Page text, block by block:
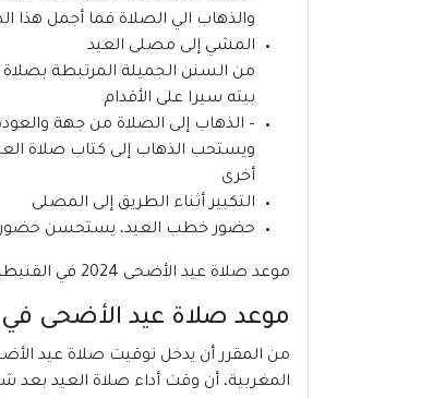
والذهاب الي الصلاة فما أجمل هذا الطريق
المشي إلى مصلى العيد
من السنن الجميلة المرتبطة بصلاة
بيته سيرا على الأقدام
– الذهاب إلى الصلاة من جهة
ويستحب الذهاب إلى كتاب صلاة
أخرى
التكبير أثناء الطريق إلى المصلى
حضور خطب العيد، يستحسن حضور
موعد صلاة عيد الأضحى 2024 في القنيطرة | المغرب
موعد صلاة عيد الأضحى في
المغربية، أن وقت أداء صلاة العيد بعد شروق الشمس بـ 15 دقيقة، على تُقام في أوّل وقتها، مع